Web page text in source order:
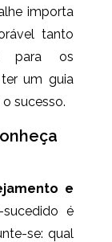
importa
tanto
para os
um guia
sucesso.
e
sucedido é
se: qual